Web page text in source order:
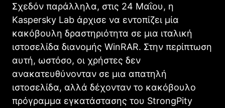
Σχεδόν παράλληλα, στις 24 Μαΐου, η
Kaspersky Lab άρχισε να εντοπίζει μία
κακόβουλη δραστηριότητα σε μια ιταλική
ιστοσελίδα διανομής WinRAR. Στην περίπτωση
αυτή, ωστόσο, οι χρήστες δεν
ανακατευθύνονταν σε μια απατηλή
ιστοσελίδα, αλλά δέχονταν το κακόβουλο
πρόγραμμα εγκατάστασης του StrongPity